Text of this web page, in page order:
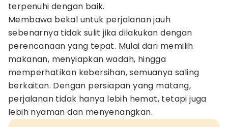
terpenuhi dengan baik.
Membawa bekal untuk perjalanan jauh
sebenarnya tidak sulit jika dilakukan dengan
perencanaan yang tepat. Mulai dari memilih
makanan, menyiapkan wadah, hingga
memperhatikan kebersihan, semuanya saling
berkaitan. Dengan persiapan yang matang,
perjalanan tidak hanya lebih hemat, tetapi juga
lebih nyaman dan menyenangkan.